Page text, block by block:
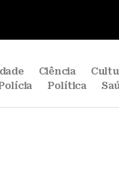
Ciência
Política